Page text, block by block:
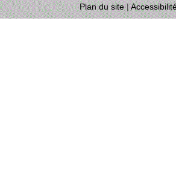
Plan du site|